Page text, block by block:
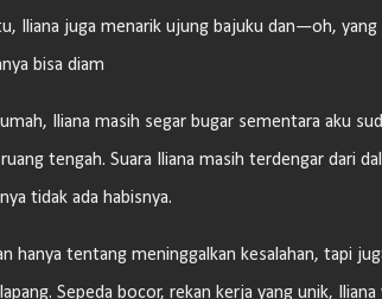
Iliana juga menarik ujung bajuku dan—oh, yang
bisa diam
Iliana masih segar bugar sementara aku
tengah. Suara Iliana masih terdengar dari
tidak ada habisnya.
hanya tentang meninggalkan kesalahan, tapi
Sepeda bocor, rekan kerja yang unik, Iliana